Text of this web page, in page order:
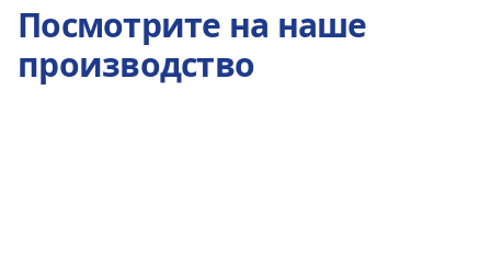
Посмотрите на наше
производство